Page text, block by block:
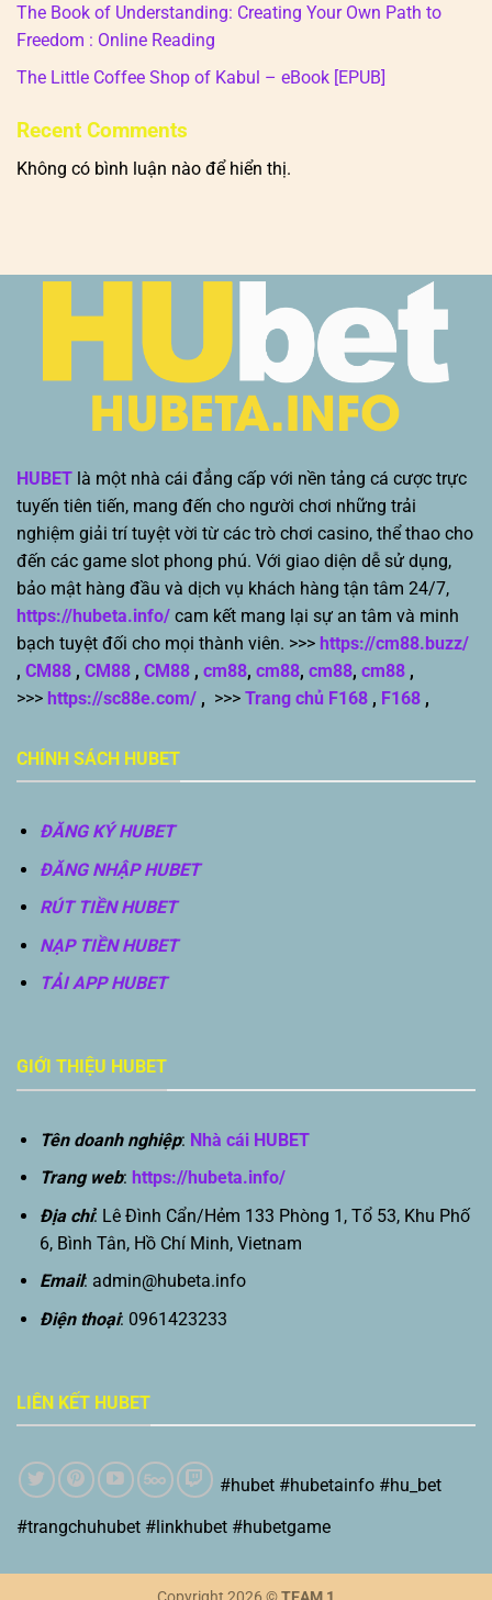
The Book of Understanding: Creating Your Own Path to
Freedom : Online Reading
The Little Coffee Shop of Kabul – eBook [EPUB]
Recent Comments
Không có bình luận nào để hiển thị.
HUBET là một nhà cái đẳng cấp với nền tảng cá cược trực
tuyến tiên tiến, mang đến cho người chơi những trải
nghiệm giải trí tuyệt vời từ các trò chơi casino, thể thao cho
đến các game slot phong phú. Với giao diện dễ sử dụng,
bảo mật hàng đầu và dịch vụ khách hàng tận tâm 24/7,
https://hubeta.info/ cam kết mang lại sự an tâm và minh
bạch tuyệt đối cho mọi thành viên. >>> https://cm88.buzz/
, CM88 , CM88 , CM88 , cm88, cm88, cm88, cm88 ,
>>> https://sc88e.com/ , >>> Trang chủ F168 , F168 ,
CHÍNH SÁCH HUBET
ĐĂNG KÝ HUBET
ĐĂNG NHẬP HUBET
RÚT TIỀN HUBET
NẠP TIỀN HUBET
TẢI APP HUBET
GIỚI THIỆU HUBET
Tên doanh nghiệp: Nhà cái HUBET
Trang web: https://hubeta.info/
Địa chỉ: Lê Đình Cẩn/Hẻm 133 Phòng 1, Tổ 53, Khu Phố
6, Bình Tân, Hồ Chí Minh, Vietnam
Email: admin@hubeta.info
Điện thoại: 0961423233
LIÊN KẾT HUBET
#hubet #hubetainfo #hu_bet
#trangchuhubet #linkhubet #hubetgame